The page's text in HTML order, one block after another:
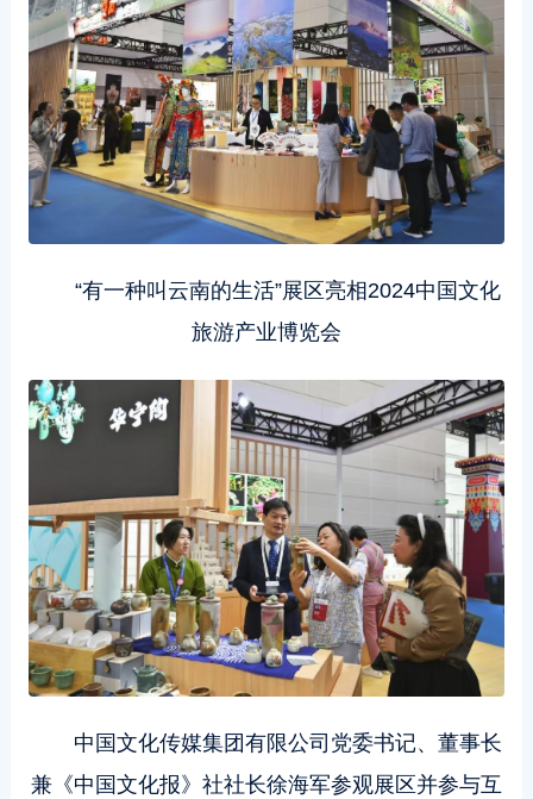
“有一种叫云南的生活”展区亮相2024中国文化
旅游产业博览会
中国文化传媒集团有限公司党委书记、董事长
兼《中国文化报》社社长徐海军参观展区并参与互